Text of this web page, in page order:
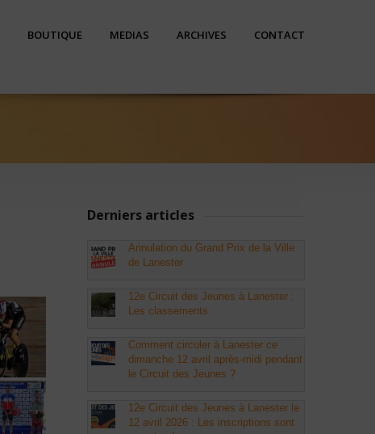
BOUTIQUE MEDIAS ARCHIVES CONTACT
Derniers articles
Annulation du Grand Prix de la Ville
de Lanester
12e Circuit des Jeunes à Lanester :
Les classements
Comment circuler à Lanester ce
dimanche 12 avril après-midi pendant
le Circuit des Jeunes ?
12e Circuit des Jeunes à Lanester le
12 avril 2026 : Les inscriptions sont